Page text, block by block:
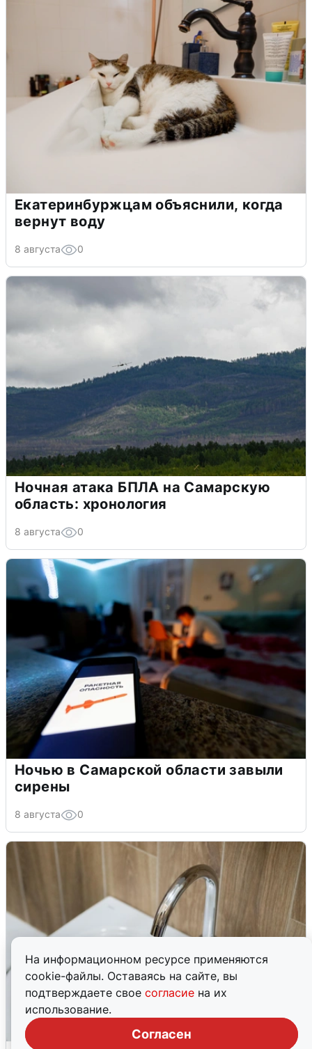
На информационном ресурсе применяются
cookie-файлы. Оставаясь на сайте, вы
подтверждаете свое согласие на их
использование.
Согласен
Екатеринбуржцам объяснили, когда
вернут воду
8 августа 0
Ночная атака БПЛА на Самарскую
область: хронология
8 августа 0
Ночью в Самарской области завыли
сирены
8 августа 0